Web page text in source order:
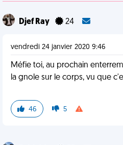
Djef Ray 24
vendredi 24 janvier 2020 9:46
Méfie toi, au prochain
la gnole sur le corps, vu que
46 5